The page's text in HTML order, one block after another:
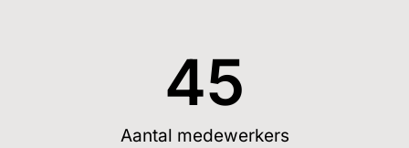
Aantal medewerkers
45